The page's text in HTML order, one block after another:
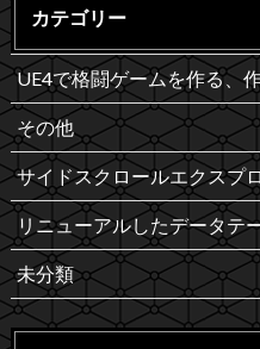
カテゴリー
UE4で格闘ゲームを作る、
その他
サイドスクロールエクスプ
リニューアルしたデータテ
未分類